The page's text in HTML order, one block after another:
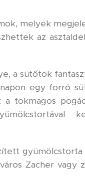
melyek
az
a sütőtök
egy forró
tökmagos
Zacher vagy